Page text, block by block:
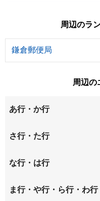
周辺のラ
鎌倉郵便局
周辺の
あ行・か行
今泉
扇ガ谷
さ行・た行
材木座
浄明寺
な行・は行
二階堂
ま行・や行・ら行・わ